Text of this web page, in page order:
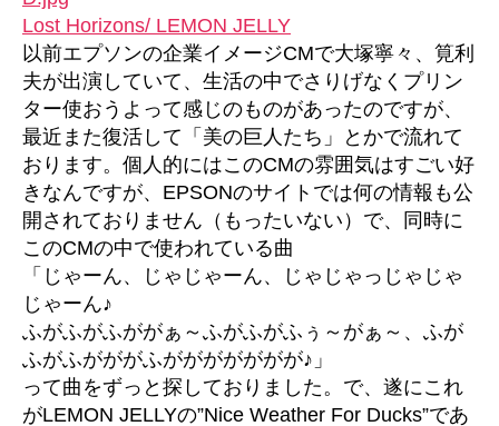
Lost Horizons/ LEMON JELLY
以前エプソンの企業イメージCMで大塚寧々、筧利
夫が出演していて、生活の中でさりげなくプリン
ター使おうよって感じのものがあったのですが、
最近また復活して「美の巨人たち」とかで流れて
おります。個人的にはこのCMの雰囲気はすごい好
きなんですが、EPSONのサイトでは何の情報も公
開されておりません（もったいない）で、同時に
このCMの中で使われている曲
「じゃーん、じゃじゃーん、じゃじゃっじゃじゃ
じゃーん♪
ふがふがふががぁ～ふがふがふぅ～がぁ～、ふが
ふがふがががふががががががが♪」
って曲をずっと探しておりました。で、遂にこれ
がLEMON JELLYの”Nice Weather For Ducks”であ